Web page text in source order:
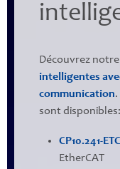
Découvrez
intelligentes
communication
sont disponibles:
CP10.241-ETC
EtherCAT